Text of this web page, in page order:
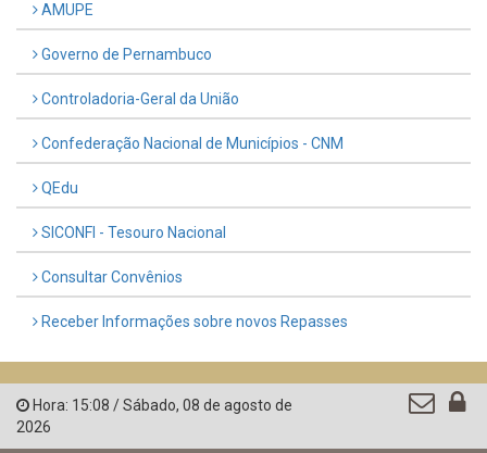
AMUPE
Governo de Pernambuco
Controladoria-Geral da União
Confederação Nacional de Municípios - CNM
QEdu
SICONFI - Tesouro Nacional
Consultar Convênios
Receber Informações sobre novos Repasses
Hora: 15:08 /Sábado, 08 de agosto de
2026